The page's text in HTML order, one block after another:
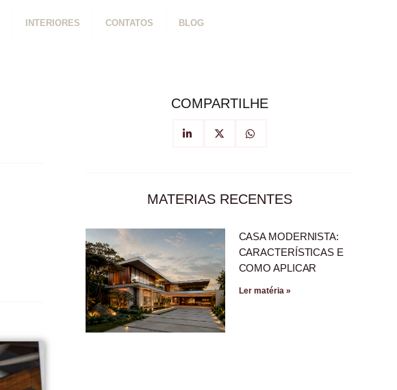
INTERIORES CONTATOS BLOG
COMPARTILHE
MATERIAS RECENTES
CASA MODERNISTA:
CARACTERÍSTICAS E
COMO APLICAR
Ler matéria »